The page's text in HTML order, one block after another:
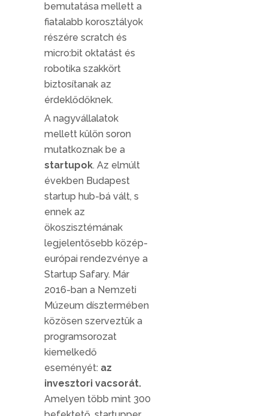
bemutatása mellett a
fiatalabb korosztályok
részére scratch és
micro:bit oktatást és
robotika szakkört
biztosítanak az
érdeklődőknek.
A nagyvállalatok
mellett külön soron
mutatkoznak be a
startupok. Az elmúlt
években Budapest
startup hub-bá vált, s
ennek az
ökoszisztémának
legjelentősebb közép-
európai rendezvénye a
Startup Safary. Már
2016-ban a Nemzeti
Múzeum dísztermében
közösen szerveztük a
programsorozat
kiemelkedő
eseményét: az
invesztori vacsorát.
Amelyen több mint 300